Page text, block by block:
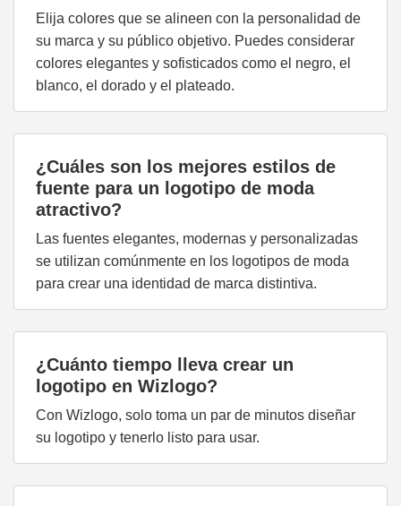
Elija colores que se alineen con la personalidad de
su marca y su público objetivo. Puedes considerar
colores elegantes y sofisticados como el negro, el
blanco, el dorado y el plateado.
¿Cuáles son los mejores estilos de
fuente para un logotipo de moda
atractivo?
Las fuentes elegantes, modernas y personalizadas
se utilizan comúnmente en los logotipos de moda
para crear una identidad de marca distintiva.
¿Cuánto tiempo lleva crear un
logotipo en Wizlogo?
Con Wizlogo, solo toma un par de minutos diseñar
su logotipo y tenerlo listo para usar.